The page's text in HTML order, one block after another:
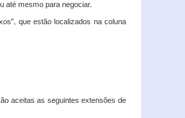
até mesmo para negociar.
que estão localizados na coluna
aceitas as seguintes extensões de